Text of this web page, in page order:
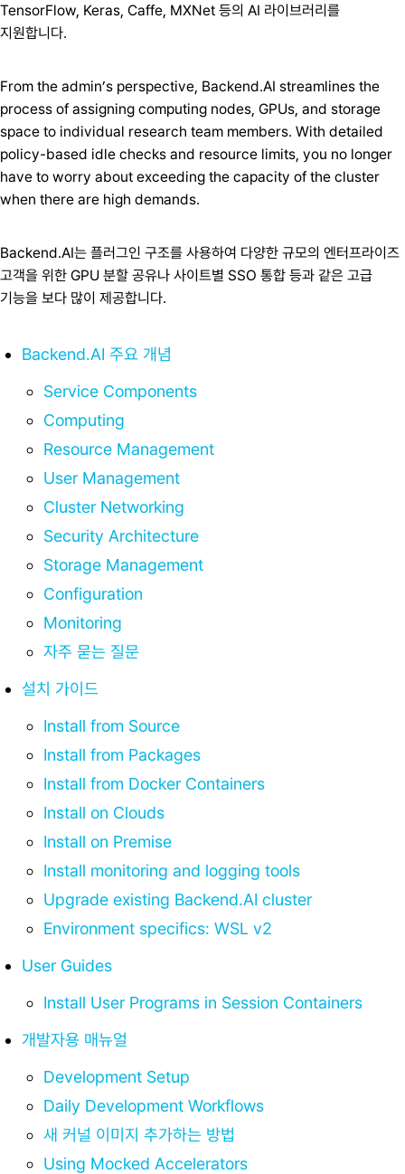
TensorFlow, Keras, Caffe, MXNet 등의 AI 라이브러리를
지원합니다.
From the admin’s perspective, Backend.AI streamlines the
process of assigning computing nodes, GPUs, and storage
space to individual research team members. With detailed
policy-based idle checks and resource limits, you no longer
have to worry about exceeding the capacity of the cluster
when there are high demands.
Backend.AI는 플러그인 구조를 사용하여 다양한 규모의 엔터프라이즈
고객을 위한 GPU 분할 공유나 사이트별 SSO 통합 등과 같은 고급
기능을 보다 많이 제공합니다.
Backend.AI 주요 개념
Service Components
Computing
Resource Management
User Management
Cluster Networking
Security Architecture
Storage Management
Configuration
Monitoring
자주 묻는 질문
설치 가이드
Install from Source
Install from Packages
Install from Docker Containers
Install on Clouds
Install on Premise
Install monitoring and logging tools
Upgrade existing Backend.AI cluster
Environment specifics: WSL v2
User Guides
Install User Programs in Session Containers
개발자용 매뉴얼
Development Setup
Daily Development Workflows
새 커널 이미지 추가하는 방법
Using Mocked Accelerators